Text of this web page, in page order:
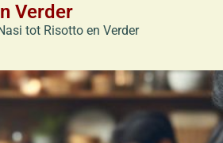
Verder
tot Risotto en Verder